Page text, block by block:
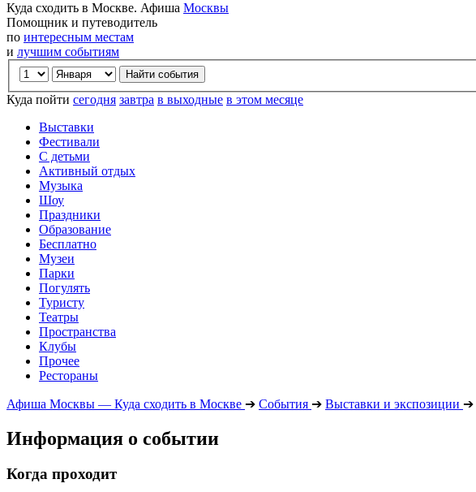
Куда сходить в Москве. Афиша Москвы
Помощник и путеводитель
по интересным местам
и лучшим событиям
Куда пойти сегодня завтра в выходные в этом месяце
Выставки
Фестивали
С детьми
Активный отдых
Музыка
Шоу
Праздники
Образование
Бесплатно
Музеи
Парки
Погулять
Туристу
Театры
Пространства
Клубы
Прочее
Рестораны
Афиша Москвы — Куда сходить в Москве ➔ События ➔ Выставки и экспозиции ➔
Информация о событии
Когда проходит